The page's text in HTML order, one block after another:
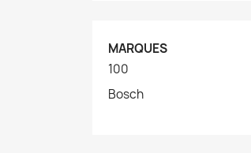
MARQUES
100
Bosch